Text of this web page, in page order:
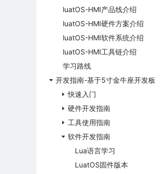
luatOS-HMI产品线介绍
luatOS-HMI硬件方案介绍
luatOS-HMI软件系统介绍
luatOS-HMI工具链介绍
学习路线
开发指南-基于5寸金牛座开发板
快速入门
硬件开发指南
工具使用指南
软件开发指南
Lua语言学习
LuatOS固件版本